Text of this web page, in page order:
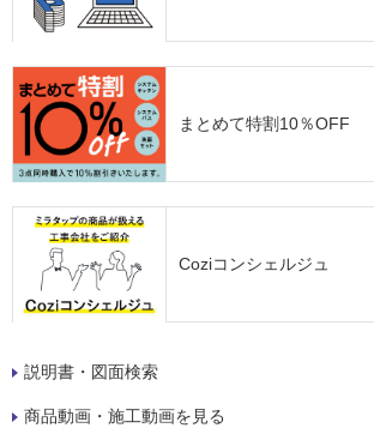
まとめて特割10％OFF
Coziコンシェルジュ
説明書・図面検索
商品動画・施工動画を見る